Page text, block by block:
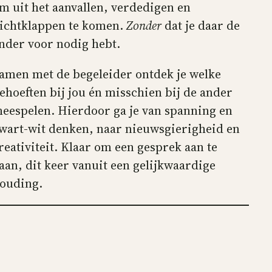
uit het aanvallen, verdedigen en
te komen.Zonderdat je daar de
voor nodig hebt.
met de begeleider ontdek je welke
bij jou én misschien bij de ander
Hierdoor ga je van spanning en
wit denken, naar nieuwsgierigheid en
Klaar om een gesprek aan te
dit keer vanuit een gelijkwaardige